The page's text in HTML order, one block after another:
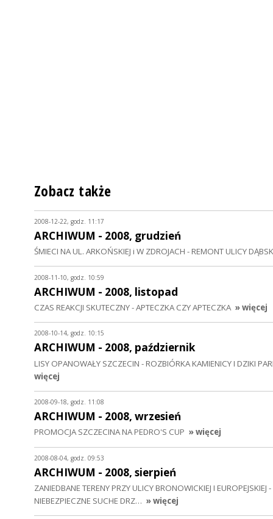
Zobacz także
2008-12-22, godz. 11:17
ARCHIWUM - 2008, grudzień
ŚMIECI NA UL. ARKOŃSKIEJ i W ZDROJACH - REMONT ULICY
2008-11-10, godz. 10:59
ARCHIWUM - 2008, listopad
CZAS REAKCJI SKUTECZNY - APTECZKA CZY APTECZKA » więcej
2008-10-14, godz. 10:15
ARCHIWUM - 2008, październik
LISY OPANOWAŁY SZCZECIN - ROZBIÓRKA KAMIENICY I DZIKI
więcej
2008-09-18, godz. 11:08
ARCHIWUM - 2008, wrzesień
PROMOCJA SZCZECINA NA PEDRO'S CUP » więcej
2008-08-04, godz. 09:53
ARCHIWUM - 2008, sierpień
ZANIEDBANE TERENY PRZY ULICY BRONOWICKIEJ I
NIEBEZPIECZNE SUCHE DRZ… » więcej